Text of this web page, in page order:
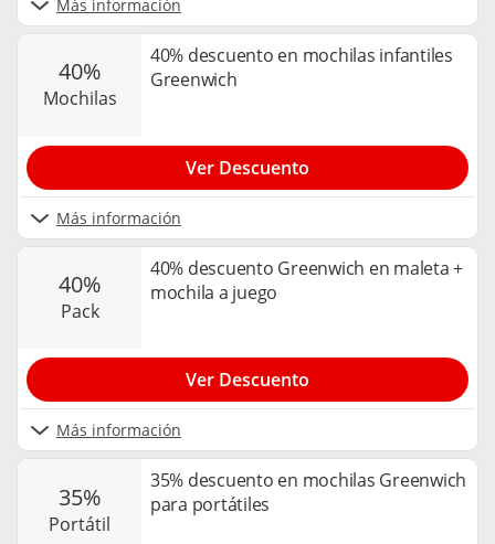
Más información
40%
mochilas
40% descuento en mochilas infantiles
Greenwich
Más información
Ver Descuento
40%
pack
40% descuento Greenwich en maleta +
mochila a juego
Más información
Ver Descuento
35%
portátil
35% descuento en mochilas Greenwich
para portátiles